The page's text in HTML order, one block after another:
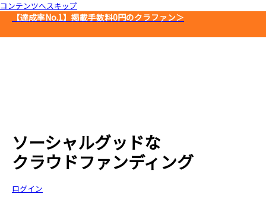
コンテンツへスキップ
【達成率No.1】 掲載手数料0円のクラファン＞
ソーシャルグッドな
クラウドファンディング
ログイン